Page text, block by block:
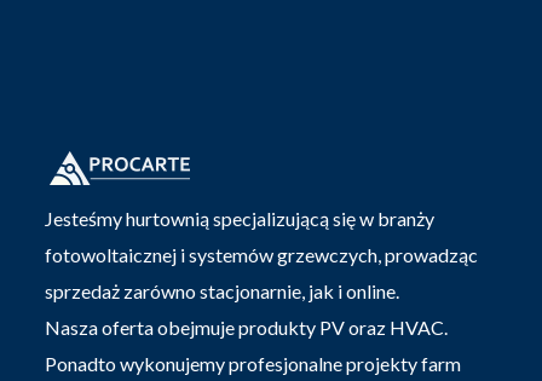
Jesteśmy hurtownią specjalizującą się w branży
fotowoltaicznej i systemów grzewczych, prowadząc
sprzedaż zarówno stacjonarnie, jak i online.
Nasza oferta obejmuje produkty PV oraz HVAC.
Ponadto wykonujemy profesjonalne projekty farm